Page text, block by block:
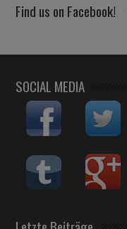
Find us on Facebook!
SOCIAL MEDIA